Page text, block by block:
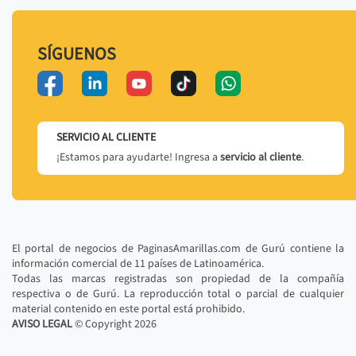
SÍGUENOS
SERVICIO AL CLIENTE
¡Estamos para ayudarte! Ingresa a servicio al cliente.
El portal de negocios de PaginasAmarillas.com de Gurú contiene la
información comercial de 11 países de Latinoamérica.
Todas las marcas registradas son propiedad de la compañía
respectiva o de Gurú. La reproducción total o parcial de cualquier
material contenido en este portal está prohibido.
AVISO LEGAL© Copyright2026